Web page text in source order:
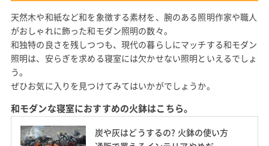
天然木や和紙など和を象徴する素材を、腕のある照明作家や職人
がおしゃれに飾った和モダン照明の数々。
和独特の良さを残しつつも、現代の暮らしにマッチする和モダン
照明は、安らぎを求める寝室には欠かせない照明といえるでしょ
う。
ぜひお気に入りを見つけてみてはいかがでしょうか。
和モダンな寝室におすすめの火鉢はこちら。
炭や灰はどうするの? 火鉢の使い方